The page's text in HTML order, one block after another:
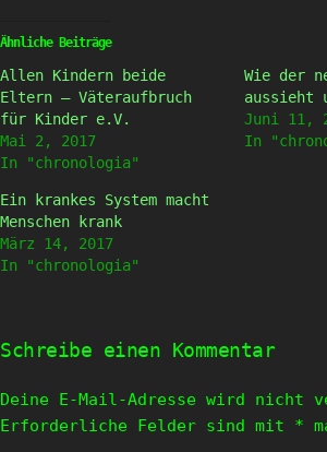
(Wird
in
Fenster
geöffnet)
(Wird
in
Fenster
geöffnet)
Ähnliche Beiträge
Allen Kindern beide
Eltern – Väteraufbruch
für Kinder e.V.
Mai 2, 2017
In "chronologia"
Wie der
aussieht
Juni 11,
In
Ein krankes System macht
Menschen krank
März 14, 2017
In "chronologia"
Schreibe einen Kommentar
Deine E-Mail-Adresse wird nicht
Erforderliche Felder sind mit *